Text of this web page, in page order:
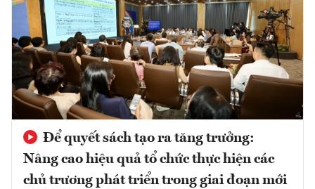
Để quyết sách tạo ra tăng trưởng:
Nâng cao hiệu quả tổ chức thực hiện các
chủ trương phát triển trong giai đoạn mới